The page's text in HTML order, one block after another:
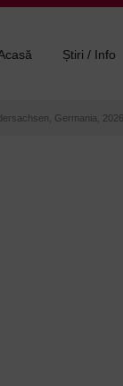
Știri / Info
Germania, 2026